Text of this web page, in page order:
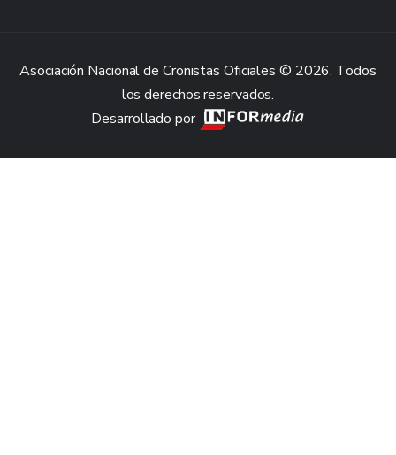
Asociación Nacional de Cronistas Oficiales © 2026. Todos
los derechos reservados.
Desarrollado por